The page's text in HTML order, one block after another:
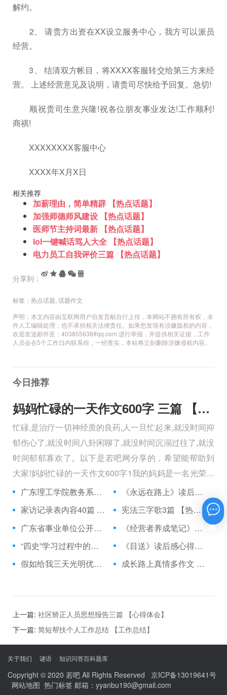
解约。
2、 请贵方出资在XX设立服务中心，我方可以派员
经营。
3、 结清双方帐目，将XXXX客服转交给第三方来经
营。 上述经营意见及说明，请贵司尽快给予回复。急切!
顺祝贵司生意兴隆!祝各位朋友事业发达!工作顺利!
商祺!
XXXXXXXX客服中心
XXXX年X月X日
相关推荐
加薪理由，简单精辟 【热点话题】
加强师德师风建设 【热点话题】
医师节主持词最新 【热点话题】
lol一键喊话骂人大全 【热点话题】
电力员工自我评价三篇 【热点话题】
分享到：
标签： 热点话题 话题作文
声明：本文内容由互联网用户自发贡献自行上传，本网站不拥有所有权，未
作人工编辑处理，也不承担相关法律责任。如果您发现有涉嫌版权的内容，
欢迎发送邮件至：403855638#qq.com 进行举报，并提供相关证据，工作
人员会在5个工作日内联系你，一经查实，本站将立刻删除涉嫌侵权内容。
今日推荐
妈妈忙碌的一天作文600字 三篇 【600字】
忙碌,是治疗一切神经质的良药,人一旦忙起来,就没时间抑
郁伤心了,就没时间八卦闲聊了,就没时间沉溺过往了,就没
时间郁郁寡欢了。以下是若吧网分享的，希望能帮助到
大家!妈妈忙碌的一天作文600字1我的妈妈是一名光荣的
人民警察，她总有做不完的事情。
广东理工学院教务系统 【热点话题】
《永远在路上》读后感 【读后感】
家访记录表内容40篇 【热点话题】
宪法三字歌3篇 【热点话题】
广东省事业单位公开招聘信息管理系统 【热点话题】
《经营者养成笔记》读后感 【读后感】
“四史”学习过程中的感悟 【热点话题】
《目送》读后感心得体会范文三篇 【读后感】
假如给我三天光明优秀读后感三篇 【读后感】
成长路上真情多作文 【作文】
上一篇: 社区矫正人员思想报告三篇 【心得体会】
下一篇: 简短帮扶个人工作总结 【工作总结】
关于我们 谜语 知识问答百科题库
Copyright © 2020 若吧 All Rights Reserved 京ICP备13019641号
网站地图 热门标签 邮箱：yyanbu190@gmail.com